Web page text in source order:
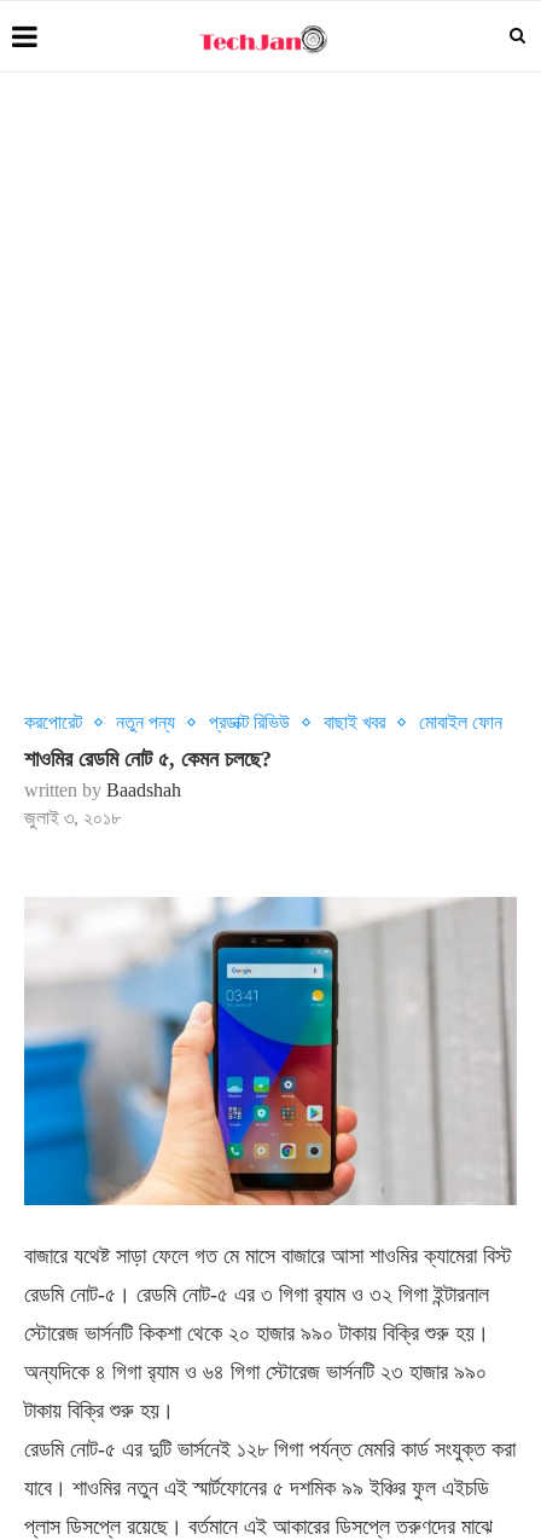
করপোরেট নতুন পন্য প্রডাক্ট রিভিউ বাছাই খবর মোবাইল ফোন
শাওমির রেডমি নোট ৫, কেমন চলছে?
written by Baadshah
জুলাই ৩, ২০১৮
বাজারে যথেষ্ট সাড়া ফেলে গত মে মাসে বাজারে আসা শাওমির ক্যামেরা বিস্ট
রেডমি নোট-৫। রেডমি নোট-৫ এর ৩ গিগা র‍্যাম ও ৩২ গিগা ইন্টারনাল
স্টোরেজ ভার্সনটি কিকশা থেকে ২০ হাজার ৯৯০ টাকায় বিক্রি শুরু হয়।
অন্যদিকে ৪ গিগা র‍্যাম ও ৬৪ গিগা স্টোরেজ ভার্সনটি ২৩ হাজার ৯৯০
টাকায় বিক্রি শুরু হয়।
রেডমি নোট-৫ এর দুটি ভার্সনেই ১২৮ গিগা পর্যন্ত মেমরি কার্ড সংযুক্ত করা
যাবে। শাওমির নতুন এই স্মার্টফোনের ৫ দশমিক ৯৯ ইঞ্চির ফুল এইচডি
প্লাস ডিসপ্লে রয়েছে। বর্তমানে এই আকারের ডিসপ্লে তরুণদের মাঝে